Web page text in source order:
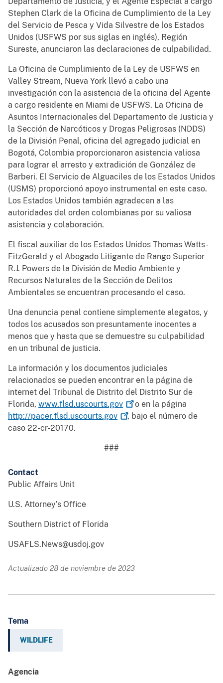
Stephen Clark de la Oficina de Cumplimiento de la Ley
del Servicio de Pesca y Vida Silvestre de los Estados
Unidos (USFWS por sus siglas en inglés), Región
Sureste, anunciaron las declaraciones de culpabilidad.
La Oficina de Cumplimiento de la Ley de USFWS en
Valley Stream, Nueva York llevó a cabo una
investigación con la asistencia de la oficina del Agente
a cargo residente en Miami de USFWS. La Oficina de
Asuntos Internacionales del Departamento de Justicia y
la Sección de Narcóticos y Drogas Peligrosas (NDDS)
de la División Penal, oficina del agregado judicial en
Bogotá, Colombia proporcionaron asistencia valiosa
para lograr el arresto y extradición de González de
Barberi. El Servicio de Alguaciles de los Estados Unidos
(USMS) proporcionó apoyo instrumental en este caso.
Los Estados Unidos también agradecen a las
autoridades del orden colombianas por su valiosa
asistencia y colaboración.
El fiscal auxiliar de los Estados Unidos Thomas Watts-
FitzGerald y el Abogado Litigante de Rango Superior
R.J. Powers de la División de Medio Ambiente y
Recursos Naturales de la Sección de Delitos
Ambientales se encuentran procesando el caso.
Una denuncia penal contiene simplemente alegatos, y
todos los acusados son presuntamente inocentes a
menos que y hasta que se demuestre su culpabilidad
en un tribunal de justicia.
La información y los documentos judiciales
relacionados se pueden encontrar en la página de
internet del Tribunal de Distrito del Distrito Sur de
Florida, www.flsd.uscourts.gov
o en la página
http://pacer.flsd.uscourts.gov
, bajo el número de
caso 22-cr-20170.
###
Contact
Public Affairs Unit
U.S. Attorney’s Office
Southern District of Florida
USAFLS.News@usdoj.gov
Actualizado 28 de noviembre de 2023
Tema
WILDLIFE
Agencia